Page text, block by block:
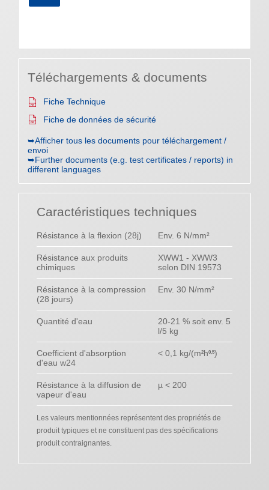
Téléchargements & documents
Fiche Technique
Fiche de données de sécurité
➥Afficher tous les documents pour téléchargement /
envoi
➥Further documents (e.g. test certificates / reports) in
different languages
Caractéristiques techniques
Résistance à la flexion (28j) Env. 6 N/mm²
Résistance aux produits
chimiques
XWW1 - XWW3
selon DIN 19573
Résistance à la compression
(28 jours)
Env. 30 N/mm²
Quantité d'eau
20-21 % soit env. 5
l/5 kg
Coefficient d'absorption
d'eau w24
< 0,1 kg/(m2h0,5)
Résistance à la diffusion de
vapeur d'eau
µ < 200
Les valeurs mentionnées représentent des propriétés de
produit typiques et ne constituent pas des spécifications
produit contraignantes.